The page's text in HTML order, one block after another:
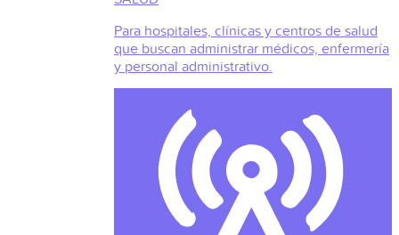
Para hospitales, clínicas y centros de salud
que buscan administrar médicos, enfermería
y personal administrativo.